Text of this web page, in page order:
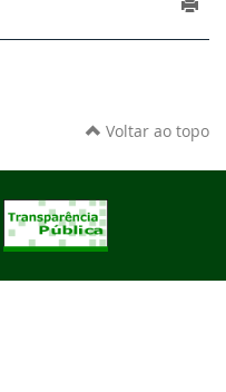
Voltar ao topo